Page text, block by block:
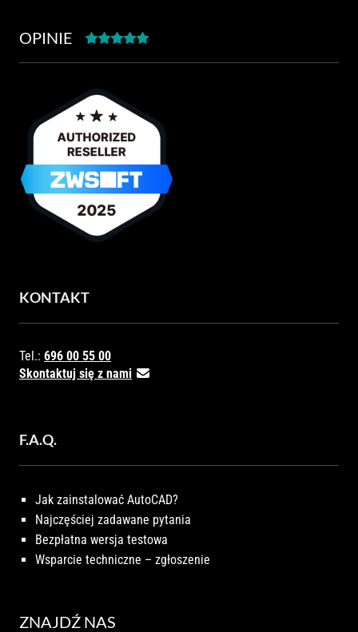
OPINIE
KONTAKT
Tel.: 696 00 55 00
Skontaktuj się z nami
F.A.Q.
Jak zainstalować AutoCAD?
Najczęściej zadawane pytania
Bezpłatna wersja testowa
Wsparcie techniczne – zgłoszenie
ZNAJDŹ NAS